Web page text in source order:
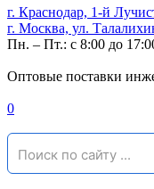
г. Краснодар, 1-й
г. Москва, ул.
Пн. – Пт.: с 8:00 до
Оптовые поставки
0